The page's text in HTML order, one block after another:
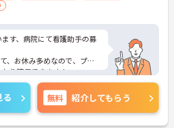
す、病院にて看護助手の募
、お休み多めなので、プラ
り確保できます！
なので、通勤も楽々です◎
ナビ介護職までお問い合わ
る 無料 紹介してもらう